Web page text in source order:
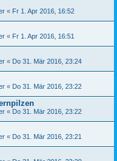
« Fr 1. Apr 2016, 16:52
« Fr 1. Apr 2016, 16:51
« Do 31. Mär 2016, 23:24
« Do 31. Mär 2016, 23:22
« Do 31. Mär 2016, 23:22
« Do 31. Mär 2016, 23:21